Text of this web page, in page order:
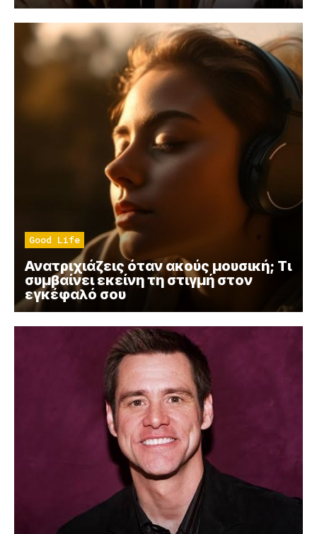
Good Life
Ανατριχιάζεις όταν ακούς μουσική; Τι
συμβαίνει εκείνη τη στιγμή στον
εγκέφαλό σου